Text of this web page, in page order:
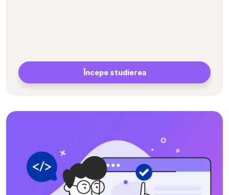
Începe studierea